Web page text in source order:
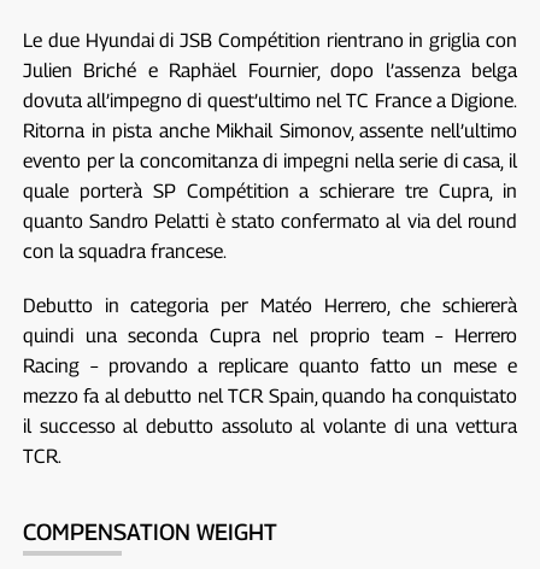
Le due Hyundai di JSB Compétition rientrano in griglia con
Julien Briché e Raphäel Fournier, dopo l’assenza belga
dovuta all’impegno di quest’ultimo nel TC France a Digione.
Ritorna in pista anche Mikhail Simonov, assente nell’ultimo
evento per la concomitanza di impegni nella serie di casa, il
quale porterà SP Compétition a schierare tre Cupra, in
quanto Sandro Pelatti è stato confermato al via del round
con la squadra francese.
Debutto in categoria per Matéo Herrero, che schiererà
quindi una seconda Cupra nel proprio team – Herrero
Racing – provando a replicare quanto fatto un mese e
mezzo fa al debutto nel TCR Spain, quando ha conquistato
il successo al debutto assoluto al volante di una vettura
TCR.
COMPENSATION WEIGHT